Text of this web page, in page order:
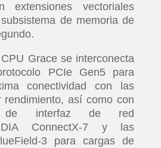
extensiones vectoriales
de memoria de
Grace se interconecta
PCIe Gen5 para
conectividad con las
rendimiento, así como con
de interfaz de red
ConnectX-7 y las
3 para cargas de